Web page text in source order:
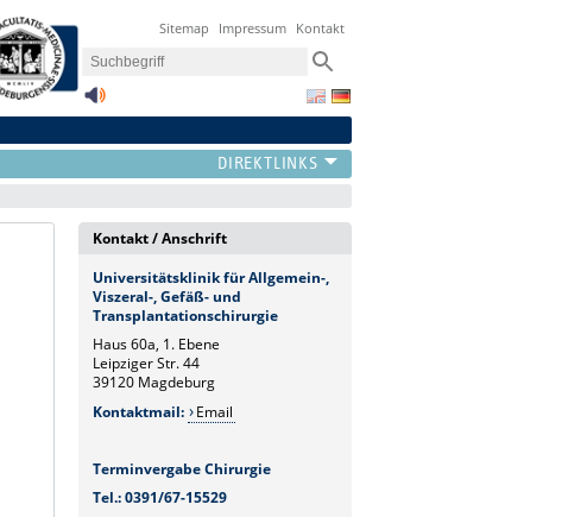
Sitemap Impressum Kontakt
Kontakt / Anschrift
Universitätsklinik für Allgemein-,
Viszeral-, Gefäß- und
Transplantationschirurgie
Haus 60a, 1. Ebene
Leipziger Str. 44
39120 Magdeburg
Kontaktmail:
Email
Terminvergabe Chirurgie
Tel.: 0391/67-15529